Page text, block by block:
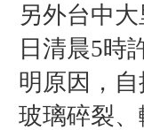
另外台中大
日清晨5時
明原因，
玻璃碎裂